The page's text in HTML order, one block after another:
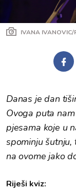
IVANA IVANOVIC/
Danas je dan
Ovoga puta
pjesama koje u
spominju šutnju,
na ovome jako
Riješi kviz: